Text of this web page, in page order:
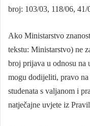
broj: 103/03, 118/06,
Ako Ministarstvo
tekstu: Ministarstvo) ne
broj prijava u odnosu na
mogu dodijeliti, pravo
studenata s valjanom i
natječajne uvjete iz